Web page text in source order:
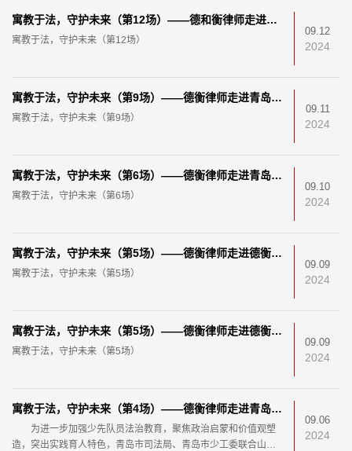
寓教于法，守护未来（第12场）——德和衡律师走进崂山区实验学校中韩校区
寓教于法，守护未来（第12场）
09.12
2024
寓教于法，守护未来（第9场）——德衡律师走进青岛普新小学
寓教于法，守护未来（第9场）
09.11
2024
寓教于法，守护未来（第6场）——德衡律师走进青岛西海岸新区黄浦江路小学
寓教于法，守护未来（第6场）
09.10
2024
寓教于法，守护未来（第5场）——德衡律师走进德衡律师希望小学——德衡律师走进德衡律师希望小学
寓教于法，守护未来（第5场）
09.09
2024
寓教于法，守护未来（第5场）——德衡律师走进德衡律师希望小学
寓教于法，守护未来（第5场）
09.09
2024
寓教于法，守护未来（第4场）——德衡律师走进青岛人民路第一小学
为进一步加强少先队员法治教育，聚焦政治启蒙和价值观塑
造，突出实践育人特色，青岛市司法局、青岛市少工委联合山东
09.06
2024